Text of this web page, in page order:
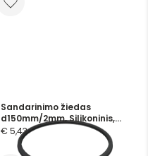
Sandarinimo žiedas
d150mm/2mm, Silikoninis,
skaidrus
€ 5,43